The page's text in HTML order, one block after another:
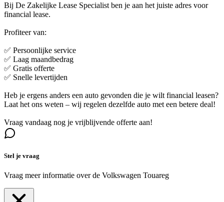
Bij De Zakelijke Lease Specialist ben je aan het juiste adres voor
financial lease.
Profiteer van:
✅ Persoonlijke service
✅ Laag maandbedrag
✅ Gratis offerte
✅ Snelle levertijden
Heb je ergens anders een auto gevonden die je wilt financial leasen?
Laat het ons weten – wij regelen dezelfde auto met een betere deal!
Vraag vandaag nog je vrijblijvende offerte aan!
Stel je vraag
Vraag meer informatie over de Volkswagen Touareg